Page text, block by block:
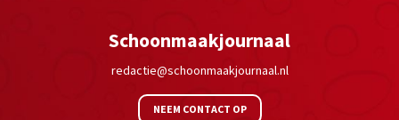
Schoonmaakjournaal
redactie@schoonmaakjournaal.nl
NEEM CONTACT OP